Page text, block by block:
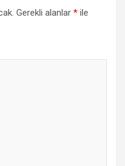
Gerekli alanlar * ile